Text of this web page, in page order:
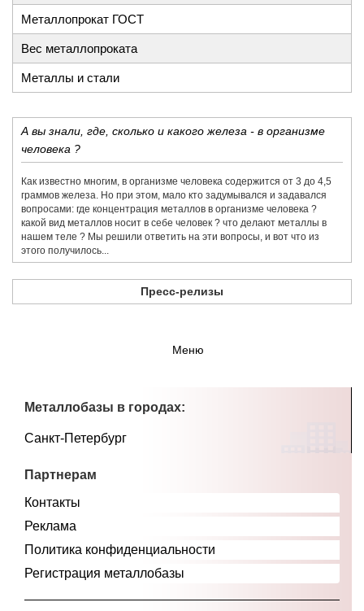
Металлопрокат ГОСТ
Вес металлопроката
Металлы и стали
А вы знали, где, сколько и какого железа - в организме
человека ?
Как известно многим, в организме человека содержится от 3 до 4,5
граммов железа. Но при этом, мало кто задумывался и задавался
вопросами: где концентрация металлов в организме человека ?
какой вид металлов носит в себе человек ? что делают металлы в
нашем теле ? Мы решили ответить на эти вопросы, и вот что из
этого получилось...
Пресс-релизы
Меню
Металлобазы в городах:
Санкт-Петербург
Партнерам
Контакты
Реклама
Политика конфиденциальности
Регистрация металлобазы